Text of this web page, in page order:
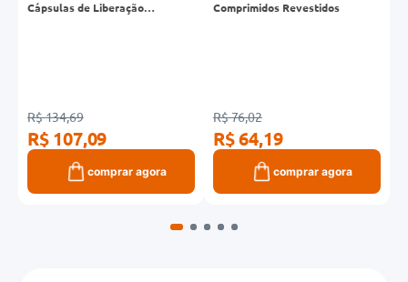
Cápsulas de Liberação
R$ 134,69
R$ 107,09
comprar agora
Comprimidos Revestidos
R$ 76,02
R$ 64,19
comprar agora